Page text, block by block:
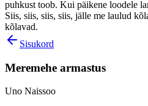
puhkust toob. Kui päikene loodele
Siis, siis, siis, siis, jälle me laulud
kõlavad.
Sisukord
Meremehe armastus
Uno Naissoo